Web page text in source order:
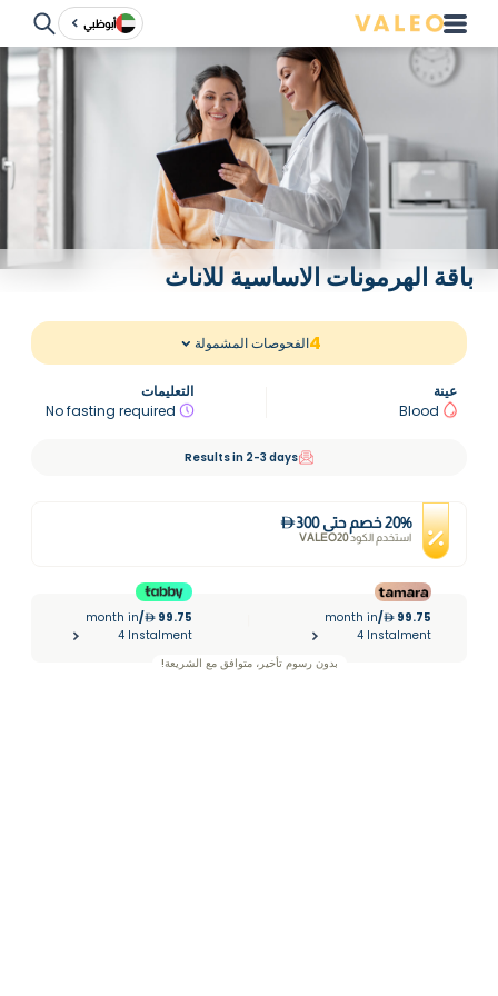
أبوظبي
باقة الهرمونات الاساسية للاناث
4الفحوصات المشمولة
عينة
Blood
التعليمات
No fasting required
Results in 2-3 days
20% خصم حتى 300
استخدم الكودVALEO20
99.75
/
month in
4 Instalment
99.75
/
month in
4 Instalment
بدون رسوم تأخير، متوافق مع الشريعة!